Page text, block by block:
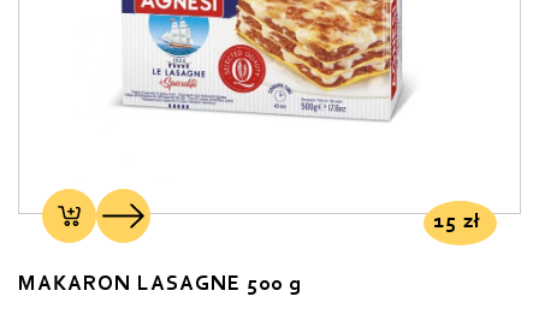
15 zł
MAKARON LASAGNE 500 g